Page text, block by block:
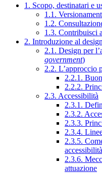
1. Scopo, destinatari e
1.1.
1.2.
1.3. Contribuisci
2. Introduzione al
2.1. Design per
government)
2.2. L’approccio
2.2.1.
2.2.2.
2.3. Accessibilità
2.3.1.
2.3.2.
2.3.3.
2.3.4.
2.3.5.
accessibilità
2.3.6.
attuazione